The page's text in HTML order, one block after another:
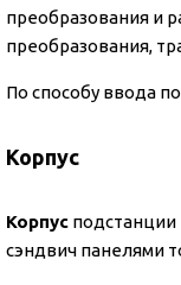
преобразования и
преобразования,
По способу ввода
Корпус
Корпус подстанции
сэндвич панелями